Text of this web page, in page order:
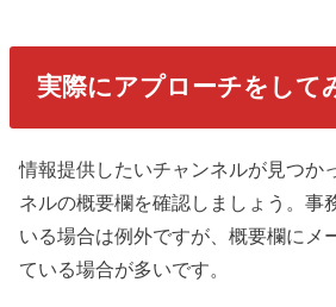
実際にアプローチをして
情報提供したいチャンネルが見つか
ネルの概要欄を確認しましょう。事
いる場合は例外ですが、概要欄にメ
ている場合が多いです。